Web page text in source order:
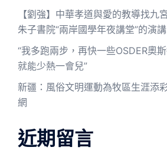
【劉強】中華孝道與愛的教導找
朱子書院“兩岸國學年夜講堂”的演講
“我多跑兩步，再快一些OSDER奧
就能少熱一會兒”
新疆：風俗文明運動為牧區生涯添
網
近期留言